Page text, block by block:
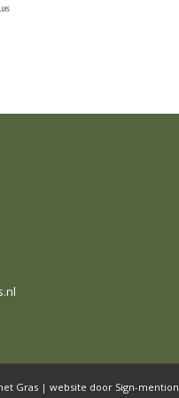
Gras | website door Sign-mention